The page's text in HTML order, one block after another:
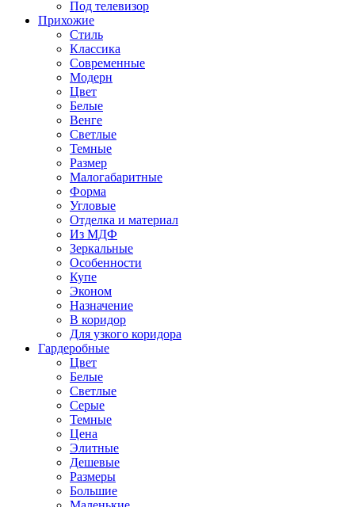
Под телевизор
Прихожие
Стиль
Классика
Современные
Модерн
Цвет
Белые
Венге
Светлые
Темные
Размер
Малогабаритные
Форма
Угловые
Отделка и материал
Из МДФ
Зеркальные
Особенности
Купе
Эконом
Назначение
В коридор
Для узкого коридора
Гардеробные
Цвет
Белые
Светлые
Серые
Темные
Цена
Элитные
Дешевые
Размеры
Большие